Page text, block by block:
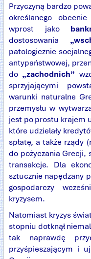
Przyczyną bardzo
określanego
wprost jako
dostosowania
patologicznie
antypaństwowej,
do „zachodnich”
sprzyjającymi
warunki naturalne
przemysłu w
jest po prostu krajem
które udzielały
spłatę, a także rządy
do pożyczania Grecji,
transakcje. Dla
sztucznie napędzany
gospodarczy
kryzysem.
Natomiast kryzys
stopniu dotknął
tak naprawdę
przyśpieszającym i